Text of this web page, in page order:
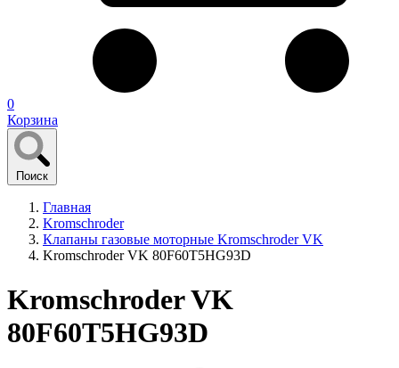
0
Корзина
Поиск
Главная
Kromschroder
Клапаны газовые моторные Kromschroder VK
Kromschroder VK 80F60T5HG93D
Kromschroder VK
80F60T5HG93D